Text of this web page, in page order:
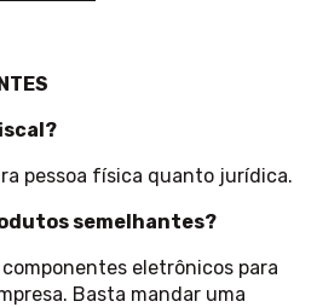
pessoa física quanto jurídica.
semelhantes?
eletrônicos para
Basta mandar uma